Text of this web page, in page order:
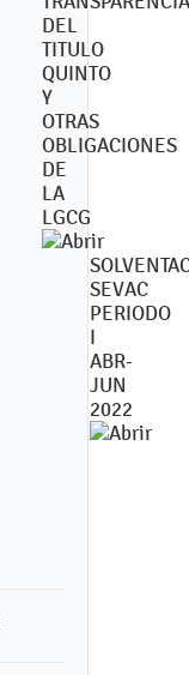
DEL
TITULO
QUINTO
Y
OTRAS
OBLIGACIONES
DE
LA
LGCG
SEVAC
PERIODO
I
ABR-
JUN
2022